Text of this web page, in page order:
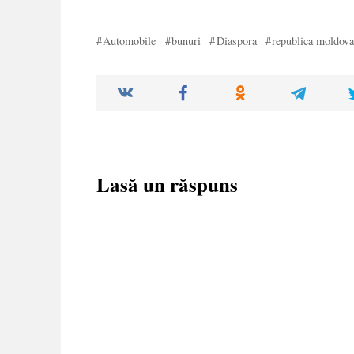
Automobile bunuri Diaspora republica moldova
Lasă un răspuns